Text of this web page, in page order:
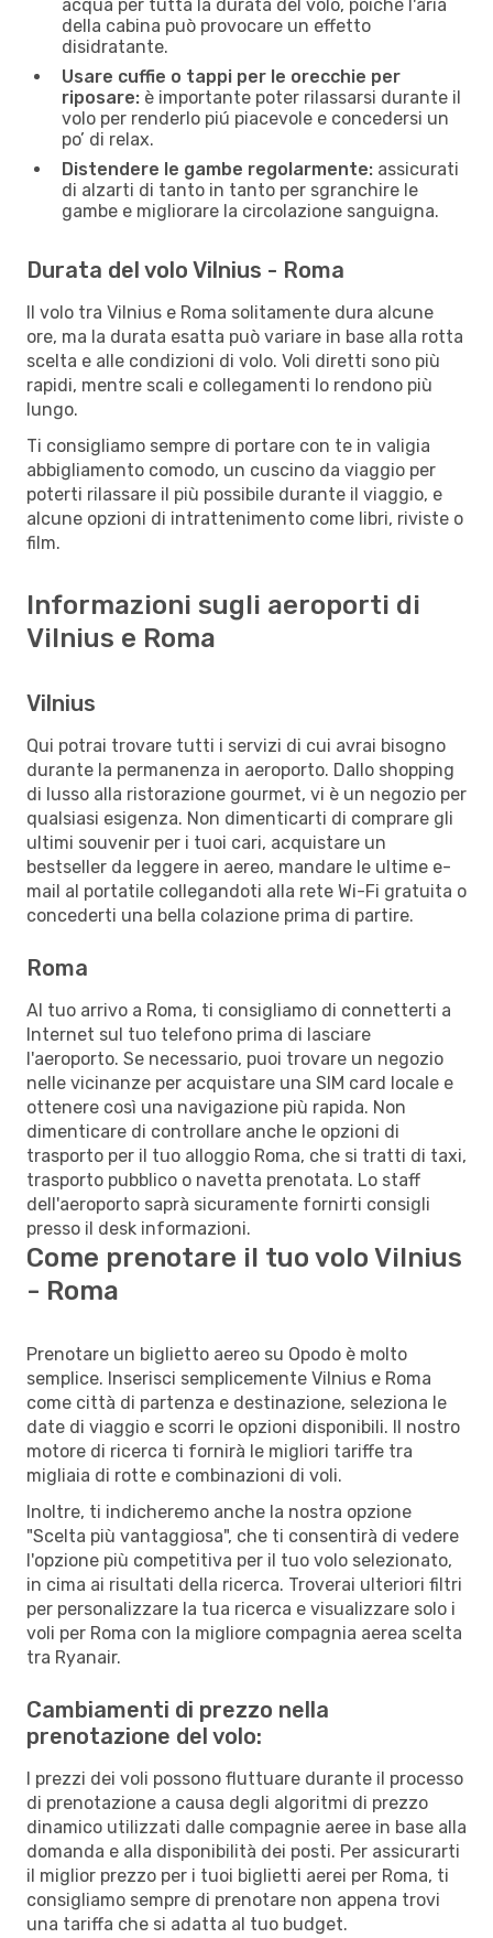
acqua per tutta la durata del volo, poiché l'aria
della cabina può provocare un effetto
disidratante.
Usare cuffie o tappi per le orecchie per
riposare: è importante poter rilassarsi durante il
volo per renderlo piú piacevole e concedersi un
po’ di relax.
Distendere le gambe regolarmente: assicurati
di alzarti di tanto in tanto per sgranchire le
gambe e migliorare la circolazione sanguigna.
Durata del volo Vilnius - Roma
Il volo tra Vilnius e Roma solitamente dura alcune
ore, ma la durata esatta può variare in base alla rotta
scelta e alle condizioni di volo. Voli diretti sono più
rapidi, mentre scali e collegamenti lo rendono più
lungo.
Ti consigliamo sempre di portare con te in valigia
abbigliamento comodo, un cuscino da viaggio per
poterti rilassare il più possibile durante il viaggio, e
alcune opzioni di intrattenimento come libri, riviste o
film.
Informazioni sugli aeroporti di
Vilnius e Roma
Vilnius
Qui potrai trovare tutti i servizi di cui avrai bisogno
durante la permanenza in aeroporto. Dallo shopping
di lusso alla ristorazione gourmet, vi è un negozio per
qualsiasi esigenza. Non dimenticarti di comprare gli
ultimi souvenir per i tuoi cari, acquistare un
bestseller da leggere in aereo, mandare le ultime e-
mail al portatile collegandoti alla rete Wi-Fi gratuita o
concederti una bella colazione prima di partire.
Roma
Al tuo arrivo a Roma, ti consigliamo di connetterti a
Internet sul tuo telefono prima di lasciare
l'aeroporto. Se necessario, puoi trovare un negozio
nelle vicinanze per acquistare una SIM card locale e
ottenere così una navigazione più rapida. Non
dimenticare di controllare anche le opzioni di
trasporto per il tuo alloggio Roma, che si tratti di taxi,
trasporto pubblico o navetta prenotata. Lo staff
dell'aeroporto saprà sicuramente fornirti consigli
presso il desk informazioni.
Come prenotare il tuo volo Vilnius
- Roma
Prenotare un biglietto aereo su Opodo è molto
semplice. Inserisci semplicemente Vilnius e Roma
come città di partenza e destinazione, seleziona le
date di viaggio e scorri le opzioni disponibili. Il nostro
motore di ricerca ti fornirà le migliori tariffe tra
migliaia di rotte e combinazioni di voli.
Inoltre, ti indicheremo anche la nostra opzione
"Scelta più vantaggiosa", che ti consentirà di vedere
l'opzione più competitiva per il tuo volo selezionato,
in cima ai risultati della ricerca. Troverai ulteriori filtri
per personalizzare la tua ricerca e visualizzare solo i
voli per Roma con la migliore compagnia aerea scelta
tra Ryanair.
Cambiamenti di prezzo nella
prenotazione del volo:
I prezzi dei voli possono fluttuare durante il processo
di prenotazione a causa degli algoritmi di prezzo
dinamico utilizzati dalle compagnie aeree in base alla
domanda e alla disponibilità dei posti. Per assicurarti
il miglior prezzo per i tuoi biglietti aerei per Roma, ti
consigliamo sempre di prenotare non appena trovi
una tariffa che si adatta al tuo budget.